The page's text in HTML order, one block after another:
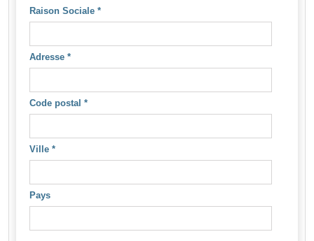
Raison Sociale *
Adresse *
Code postal *
Ville *
Pays